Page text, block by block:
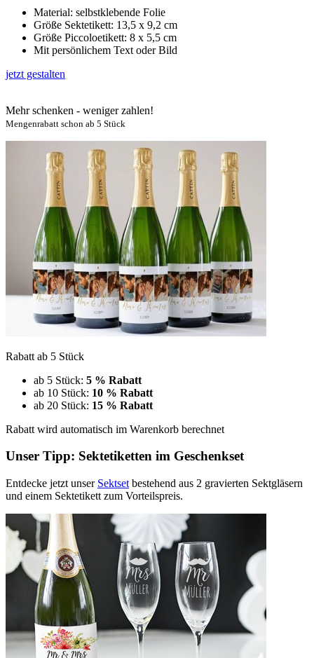
Material: selbstklebende Folie
Größe Sektetikett: 13,5 x 9,2 cm
Größe Piccoloetikett: 8 x 5,5 cm
Mit persönlichem Text oder Bild
jetzt gestalten
Mehr schenken - weniger zahlen!
Mengenrabatt schon ab 5 Stück
Rabatt ab 5 Stück
ab 5 Stück: 5 % Rabatt
ab 10 Stück: 10 % Rabatt
ab 20 Stück: 15 % Rabatt
Rabatt wird automatisch im Warenkorb berechnet
Unser Tipp: Sektetiketten im Geschenkset
Entdecke jetzt unser Sektset bestehend aus 2 gravierten Sektgläsern
und einem Sektetikett zum Vorteilspreis.